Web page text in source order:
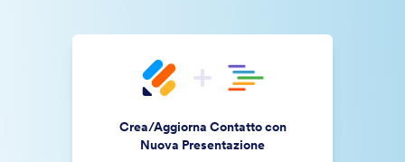
Crea/Aggiorna Contatto con
Nuova Presentazione